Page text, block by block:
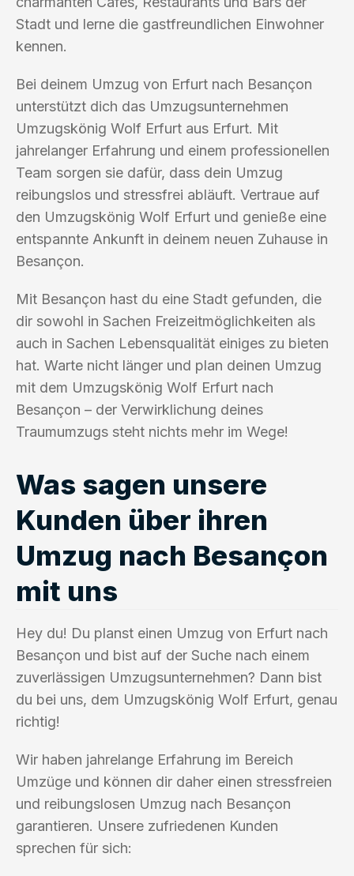
Stadt und lerne die gastfreundlichen Einwohner
kennen.
Bei deinem Umzug von Erfurt nach Besançon
unterstützt dich das Umzugsunternehmen
Umzugskönig Wolf Erfurt aus Erfurt. Mit
jahrelanger Erfahrung und einem professionellen
Team sorgen sie dafür, dass dein Umzug
reibungslos und stressfrei abläuft. Vertraue auf
den Umzugskönig Wolf Erfurt und genieße eine
entspannte Ankunft in deinem neuen Zuhause in
Besançon.
Mit Besançon hast du eine Stadt gefunden, die
dir sowohl in Sachen Freizeitmöglichkeiten als
auch in Sachen Lebensqualität einiges zu bieten
hat. Warte nicht länger und plan deinen Umzug
mit dem Umzugskönig Wolf Erfurt nach
Besançon – der Verwirklichung deines
Traumumzugs steht nichts mehr im Wege!
Was sagen unsere
Kunden über ihren
Umzug nach Besançon
mit uns
Hey du! Du planst einen Umzug von Erfurt nach
Besançon und bist auf der Suche nach einem
zuverlässigen Umzugsunternehmen? Dann bist
du bei uns, dem Umzugskönig Wolf Erfurt, genau
richtig!
Wir haben jahrelange Erfahrung im Bereich
Umzüge und können dir daher einen stressfreien
und reibungslosen Umzug nach Besançon
garantieren. Unsere zufriedenen Kunden
sprechen für sich: